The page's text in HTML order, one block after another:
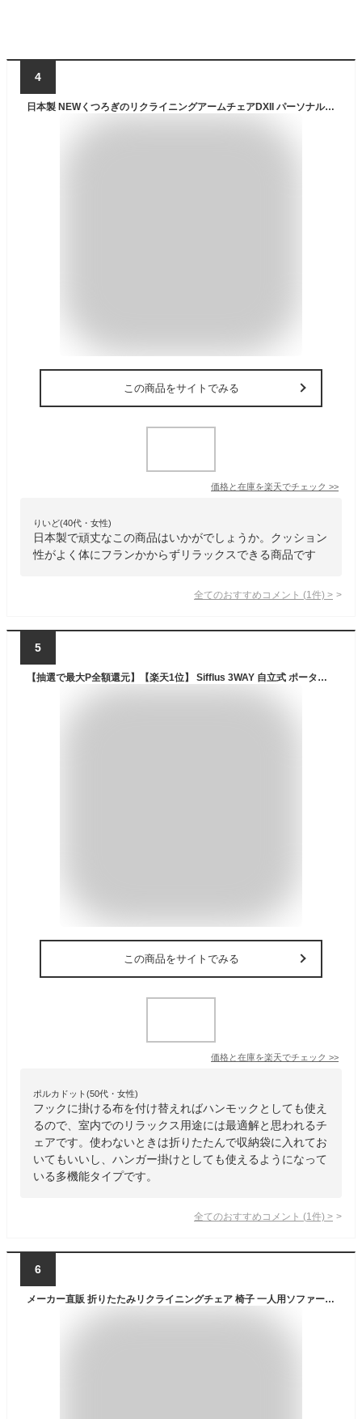
4
日本製 NEWくつろぎのリクライニングアームチェアDXII パーソナルチェア 折りたたみ オットマン一体型 1人掛け 椅子 リラックスチェア フットレスト 肘付き 完成品 ギフト 敬老の日 父の日 敬老 高齢者 シニア 介護 室内 椅子 クッション 肘掛け
この商品をサイトでみる
価格と在庫を楽天でチェック >>
りいど(40代・女性)
日本製で頑丈なこの商品はいかがでしょうか。クッション
性がよく体にフランかからずリラックスできる商品です
全てのおすすめコメント (1 件) >
5
【抽選で最大P全額還元】【楽天1位】 Sifflus 3WAY 自立式 ポータブル ハンモック おしゃれ チェア ハンガーラック付き 室内外 1人用 耐荷重100kg 木目調スタンド 折りたたみ式 収納袋付き インテリア アウトドア キャンプ 物干し スタンド一体型 簡易組立 シフラス
この商品をサイトでみる
価格と在庫を楽天でチェック >>
ポルカドット(50代・女性)
フックに掛ける布を付け替えればハンモックとしても使え
るので、室内でのリラックス用途には最適解と思われるチ
ェアです。使わないときは折りたたんで収納袋に入れてお
いてもいいし、ハンガー掛けとしても使えるようになって
いる多機能タイプです。
全てのおすすめコメント (1 件) >
6
メーカー直販 折りたたみリクライニングチェア 椅子 一人用ソファー リクライニングチェア 3 段階角度調節 背もたれ 高反発クッション 肘掛け付き サイド収納 人間工学設計 長時間座り疲れない 超軽量 リラックス 昼休み 一人用ソファ オフィス/キャンプ/アウトドア兼用 おしゃれ (はいいろ)